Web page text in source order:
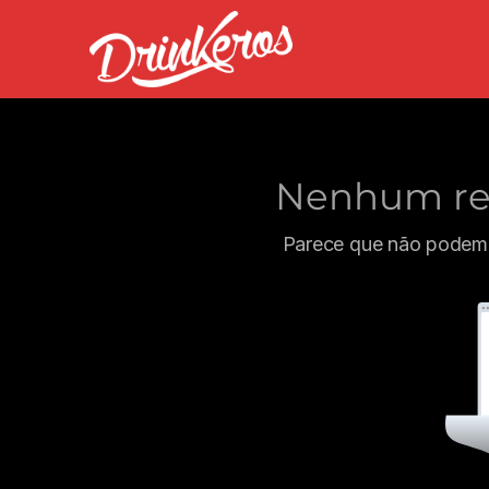
Nenhum
Parece que não